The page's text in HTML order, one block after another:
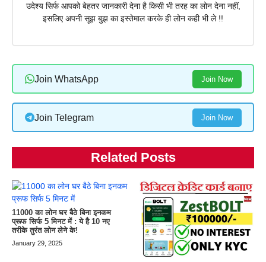
उदेश्य सिर्फ आपको बेहतर जानकारी देना है किसी भी तरह का लोन देना नहीं,
इसलिए अपनी सूझ बुझ का इस्तेमाल करके ही लोन कही भी ले !!
Join WhatsApp Join Now
Join Telegram Join Now
Related Posts
11000 का लोन घर बैठे बिना इनकम
प्रूफ सिर्फ 5 मिनट में : ये है 10 नए
तरीके तुरंत लोन लेने के!
January 29, 2025